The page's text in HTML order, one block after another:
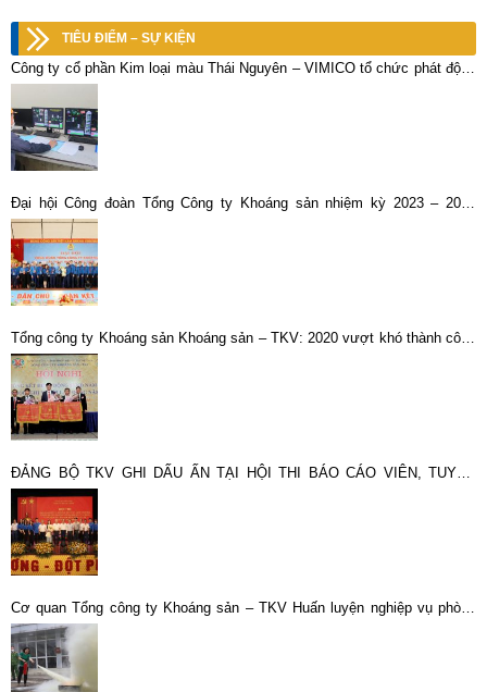
TIÊU ĐIỂM – SỰ KIỆN
Công ty cổ phần Kim loại màu Thái Nguyên – VIMICO tổ chức phát động
đợt thi đua nước rút 90 ngày đêm, phấn đấu hoàn thành kế hoạch XSKD
năm 2022.
Đại hội Công đoàn Tổng Công ty Khoáng sản nhiệm kỳ 2023 – 2028
thành công tốt đẹp
Tổng công ty Khoáng sản Khoáng sản – TKV: 2020 vượt khó thành công
để vững bước vào năm 2021
ĐẢNG BỘ TKV GHI DẤU ẤN TẠI HỘI THI BÁO CÁO VIÊN, TUYÊN
TRUYỀN VIÊN GIỎI ĐẢNG BỘ BỘ TÀI CHÍNH NĂM 2026
Cơ quan Tổng công ty Khoáng sản – TKV Huấn luyện nghiệp vụ phòng
cháy, chữa cháy và cứu nạn, cứu hộ năm 2021